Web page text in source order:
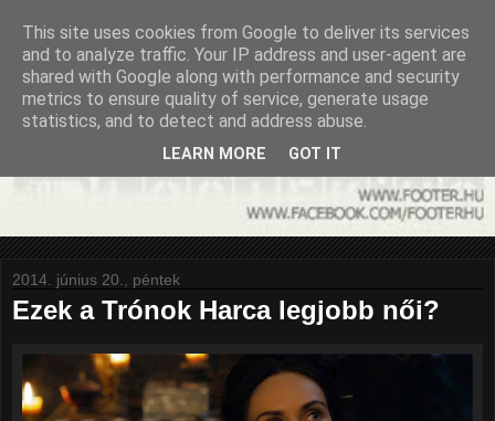
2014. június 20., péntek
Ezek a Trónok Harca legjobb női?
This site uses cookies from Google to deliver its services
and to analyze traffic. Your IP address and user-agent are
shared with Google along with performance and security
metrics to ensure quality of service, generate usage
statistics, and to detect and address abuse.
LEARN MORE GOT IT